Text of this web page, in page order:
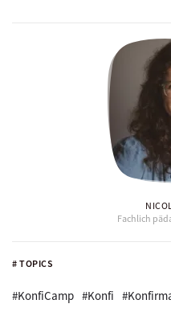
# TOPICS
#KonfiCamp #Konfi
Fachlich